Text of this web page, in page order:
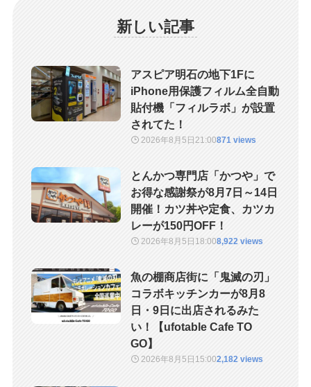
新しい記事
アスピア明石の地下1Fに
iPhone用保護フィルム全自動
貼付機「フィルラボ」が設置
されてた！
2026年8月5日21:00871 views
とんかつ専門店「かつや」で
お得な感謝祭が8月7日～14日
開催！カツ丼や定食、カツカ
レーが150円OFF！
2026年8月5日 18:008,922 views
魚の棚商店街に「鬼滅の刃」
コラボキッチンカーが8月8
日・9日に出店されるみた
い！【ufotable Cafe TO
GO】
2026年8月5日 15:002,182 views